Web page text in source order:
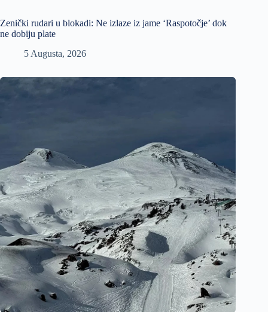
Zenički rudari u blokadi: Ne izlaze iz jame ‘Raspotočje’ dok
ne dobiju plate
5 Augusta, 2026